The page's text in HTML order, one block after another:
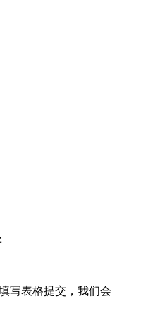
写表格提交，我们会